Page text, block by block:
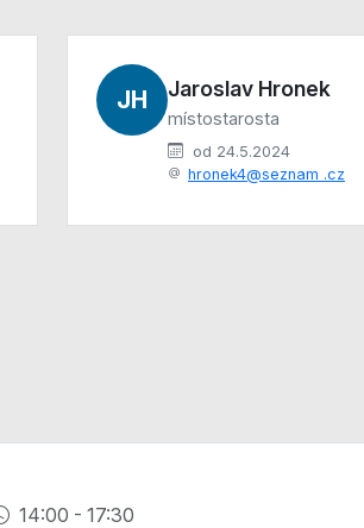
JH Jaroslav Hronek
místostarosta
od 24.5.2024
hronek4@seznam .cz
14:00 - 17:30